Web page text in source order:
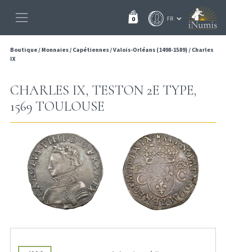
0
Boutique/ Monnaies/ Capétiennes/Valois-Orléans (1498-1589) / Charles
IX
CHARLES IX, TESTON 2E TYPE,
1569 TOULOUSE